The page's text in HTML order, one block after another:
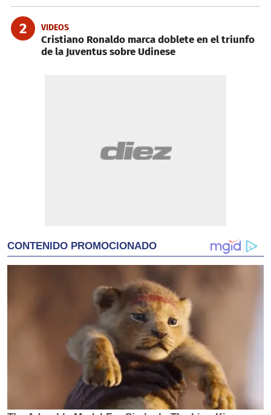
2 VIDEOS
Cristiano Ronaldo marca doblete en el triunfo
de la Juventus sobre Udinese